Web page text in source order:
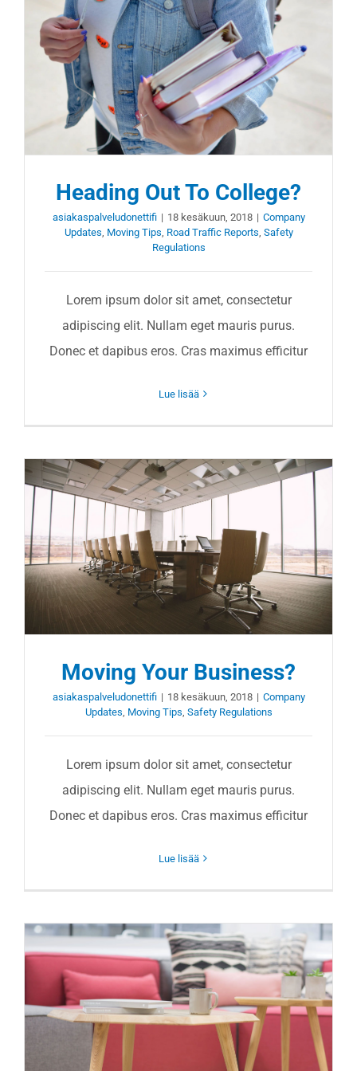
Heading Out To College?
asiakaspalveludonettifi | 18 kesäkuun, 2018 | Company
Updates Moving Tips Road Traffic Reports Safety
Regulations
Lorem ipsum dolor sit amet, consectetur
adipiscing elit. Nullam eget mauris purus.
Donec et dapibus eros. Cras maximus efficitur
Lue lisää
Moving Your Business?
asiakaspalveludonettifi | 18 kesäkuun, 2018 | Company
Updates Moving Tips Safety Regulations
Lorem ipsum dolor sit amet, consectetur
adipiscing elit. Nullam eget mauris purus.
Donec et dapibus eros. Cras maximus efficitur
Lue lisää